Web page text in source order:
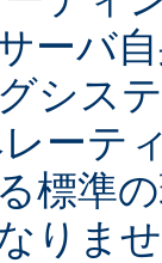
ーバ
シス
ーテ
標準
りま